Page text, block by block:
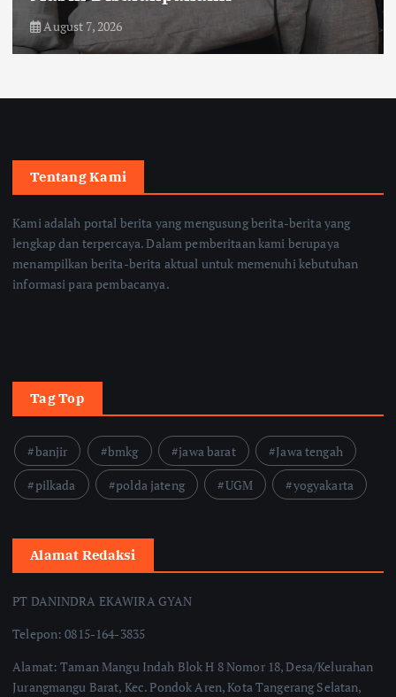
August 7, 2026
Tentang Kami
Kami adalah portal berita yang mengusung berita-berita yang
lengkap dan terpercaya. Dalam pemberitaan kami berupaya
menampilkan berita-berita aktual untuk memenuhi kebutuhan
informasi para pembacanya.
Tag Top
banjir bmkg jawa barat
Jawa tengah
pilkada
polda jateng UGM yogyakarta
Alamat Redaksi
PT DANINDRA EKAWIRA GYAN
Telepon: 0815-164-3835
Alamat: Taman Mangu Indah Blok H 8 Nomor 18, Desa/Kelurahan
Jurangmangu Barat, Kec. Pondok Aren, Kota Tangerang Selatan,